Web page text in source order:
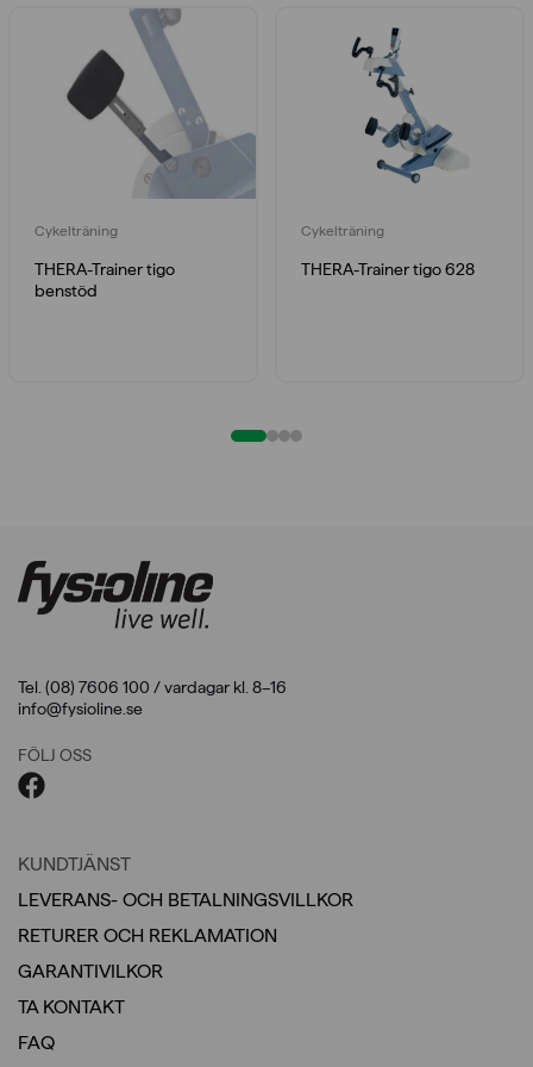
Cykelträning
THERA-Trainer tigo
benstöd
Cykelträning
THERA-Trainer tigo 628
Tel. (08) 7606 100 / vardagar kl. 8–16
info@fysioline.se
FÖLJ OSS
KUNDTJÄNST
LEVERANS- OCH BETALNINGSVILLKOR
RETURER OCH REKLAMATION
GARANTIVILKOR
TA KONTAKT
FAQ